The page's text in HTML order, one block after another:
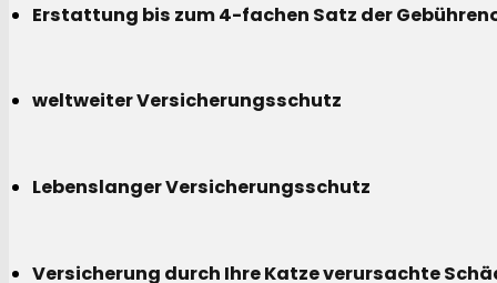
Erstattung bis zum 4-fachen Satz der
weltweiter Versicherungsschutz
Lebenslanger Versicherungsschutz
Versicherung durch Ihre Katze verursachte